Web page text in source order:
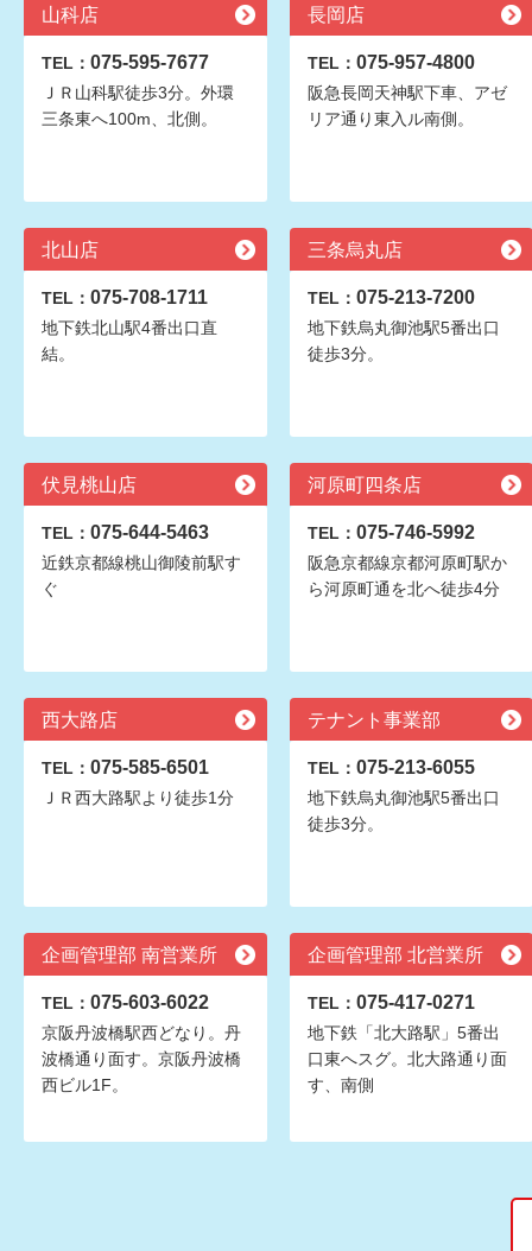
山科店
TEL： 075-595-7677
ＪＲ山科駅徒歩3分。外環
三条東へ100m、北側。
長岡店
TEL： 075-957-4800
阪急長岡天神駅下車、アゼ
リア通り東入ル南側。
北山店
TEL： 075-708-1711
地下鉄北山駅4番出口直
結。
三条烏丸店
TEL： 075-213-7200
地下鉄烏丸御池駅5番出口
徒歩3分。
伏見桃山店
TEL： 075-644-5463
近鉄京都線桃山御陵前駅す
ぐ
河原町四条店
TEL： 075-746-5992
阪急京都線京都河原町駅か
ら河原町通を北へ徒歩4分
西大路店
TEL： 075-585-6501
ＪＲ西大路駅より徒歩1分
テナント事業部
TEL： 075-213-6055
地下鉄烏丸御池駅5番出口
徒歩3分。
企画管理部 南営業所
TEL： 075-603-6022
京阪丹波橋駅西どなり。丹
波橋通り面す。京阪丹波橋
西ビル1F。
企画管理部 北営業所
TEL： 075-417-0271
地下鉄「北大路駅」5番出
口東へスグ。北大路通り面
す、南側